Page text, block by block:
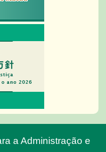
a Administração e